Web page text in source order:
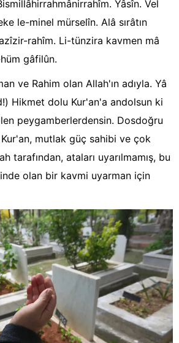
Yâsîn. Vel
le-minel mürselîn. Alâ sırâtın
rahîm. Li-tünzira kavmen mâ
gâfilûn.
ve Rahim olan Allah'ın adıyla. Yâ
Hikmet dolu Kur'an'a andolsun ki
peygamberlerdensin. Dosdoğru
mutlak güç sahibi ve çok
tarafından, ataları uyarılmamış, bu
olan bir kavmi uyarman için